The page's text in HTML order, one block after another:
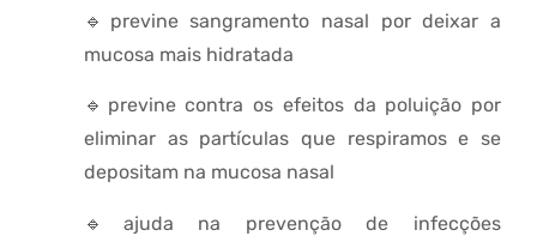
🔹previne sangramento nasal por deixar a
mucosa mais hidratada
🔹previne contra os efeitos da poluição por
eliminar as partículas que respiramos e se
depositam na mucosa nasal
🔹ajuda na prevenção de infecções